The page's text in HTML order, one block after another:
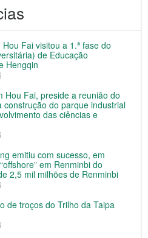
Fai visitou a 1.ª fase do
de Educação
Hengqin
Hou Fai, preside a reunião do
do parque industrial
das ciências e
emitiu com sucesso, em
em Renminbi do
2,5 mil milhões de Renminbi
de troços do Trilho da Taipa